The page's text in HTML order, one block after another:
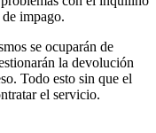
impago.
se ocuparán de
la devolución
Todo esto sin que el
el servicio.